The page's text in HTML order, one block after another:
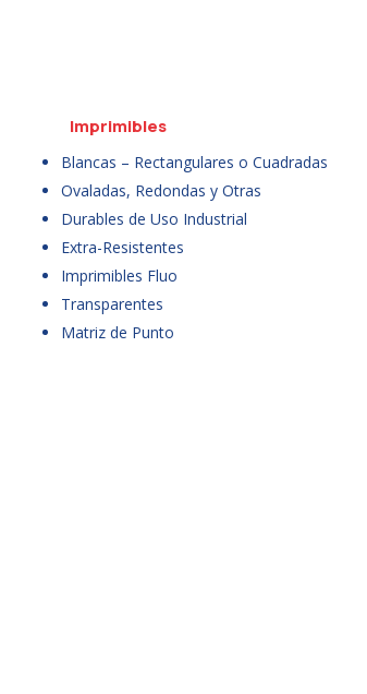
Imprimibles
Blancas – Rectangulares o Cuadradas
Ovaladas, Redondas y Otras
Durables de Uso Industrial
Extra-Resistentes
Imprimibles Fluo
Transparentes
Matriz de Punto